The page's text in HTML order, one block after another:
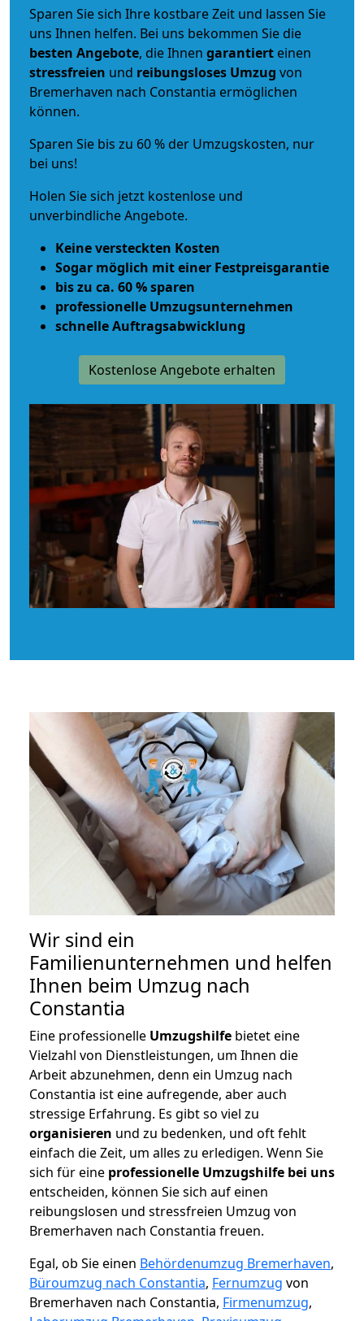
Sparen Sie sich Ihre kostbare Zeit und lassen Sie
uns Ihnen helfen. Bei uns bekommen Sie die
besten Angebote, die Ihnen garantiert einen
stressfreien und reibungsloses Umzug von
Bremerhaven nach Constantia ermöglichen
können.
Sparen Sie bis zu 60 % der Umzugskosten, nur
bei uns!
Holen Sie sich jetzt kostenlose und
unverbindliche Angebote.
Keine versteckten Kosten
Sogar möglich mit einer Festpreisgarantie
bis zu ca. 60 % sparen
professionelle Umzugsunternehmen
schnelle Auftragsabwicklung
Kostenlose Angebote erhalten
Wir sind ein
Familienunternehmen und helfen
Ihnen beim Umzug nach
Constantia
Eine professionelle Umzugshilfe bietet eine
Vielzahl von Dienstleistungen, um Ihnen die
Arbeit abzunehmen, denn ein Umzug nach
Constantia ist eine aufregende, aber auch
stressige Erfahrung. Es gibt so viel zu
organisieren und zu bedenken, und oft fehlt
einfach die Zeit, um alles zu erledigen. Wenn Sie
sich für eine professionelle Umzugshilfe bei uns
entscheiden, können Sie sich auf einen
reibungslosen und stressfreien Umzug von
Bremerhaven nach Constantia freuen.
Egal, ob Sie einen Behördenumzug Bremerhaven,
Büroumzug nach Constantia, Fernumzug von
Bremerhaven nach Constantia, Firmenumzug,